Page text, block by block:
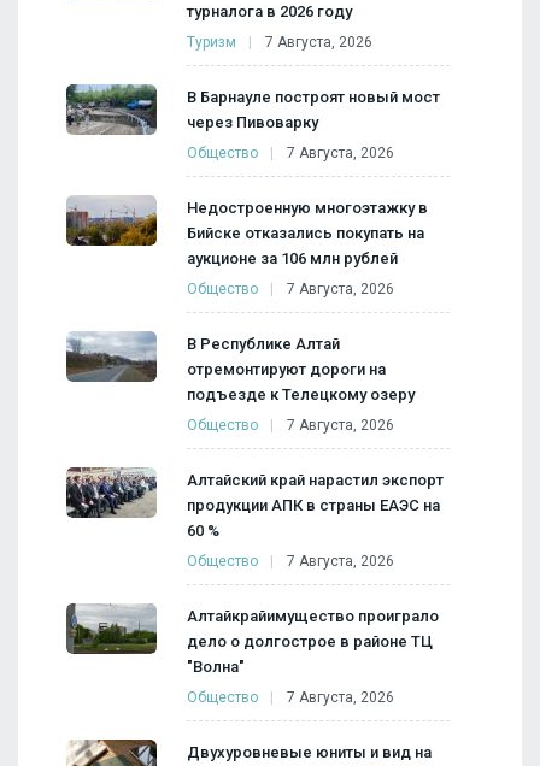
турналога в 2026 году
Туризм 7 Августа, 2026
В Барнауле построят новый мост
через Пивоварку
Общество 7 Августа, 2026
Недостроенную многоэтажку в
Бийске отказались покупать на
аукционе за 106 млн рублей
Общество 7 Августа, 2026
В Республике Алтай
отремонтируют дороги на
подъезде к Телецкому озеру
Общество 7 Августа, 2026
Алтайский край нарастил экспорт
продукции АПК в страны ЕАЭС на
60 %
Общество 7 Августа, 2026
Алтайкрайимущество проиграло
дело о долгострое в районе ТЦ
"Волна"
Общество 7 Августа, 2026
Двухуровневые юниты и вид на